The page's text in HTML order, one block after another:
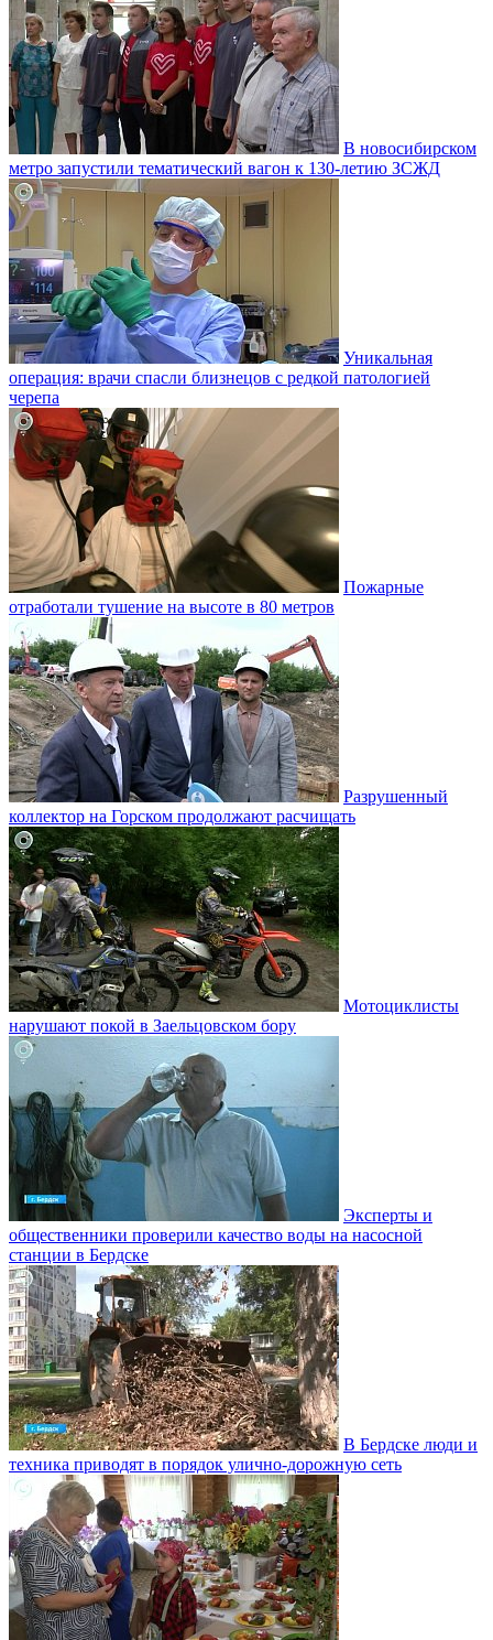
В новосибирском
метро запустили тематический вагон к 130-летию ЗСЖД
Уникальная
операция: врачи спасли близнецов с редкой патологией
черепа
Пожарные
отработали тушение на высоте в 80 метров
Разрушенный
коллектор на Горском продолжают расчищать
Мотоциклисты
нарушают покой в Заельцовском бору
Эксперты и
общественники проверили качество воды на насосной
станции в Бердске
В Бердске люди и
техника приводят в порядок улично‑дорожную сеть